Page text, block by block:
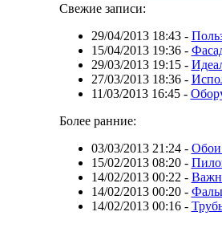
Свежие записи:
29/04/2013 18:43-
15/04/2013 19:36-
29/03/2013 19:15-
27/03/2013 18:36-
11/03/2013 16:45-
Более ранние:
03/03/2013 21:24- Обои
15/02/2013 08:20-
14/02/2013 00:22 -
14/02/2013 00:20-
14/02/2013 00:16-